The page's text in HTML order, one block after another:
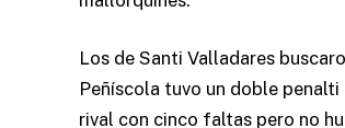
Los de Santi Valladares
Peñíscola tuvo un doble
rival con cinco faltas pero no